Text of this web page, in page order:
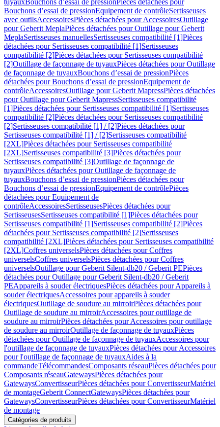
tuyauxBouchons d’essai de pressionPièces détachées pour
Bouchons d’essai de pressionEquipement de contrôleSertisseuses
avec outilsAccessoiresPièces détachées pour AccessoiresOutillage
pour Geberit MeplaPièces détachées pour Outillage pour Geberit
MeplaSertisseuses manuellesSertisseuses compatibilité [1]Pièces
détachées pour Sertisseuses compatibilité [1]Sertisseuses
compatibilité [2]Pièces détachées pour Sertisseuses compatibilité
[2]Outillage de façonnage de tuyauxPièces détachées pour Outillage
de façonnage de tuyauxBouchons d’essai de pressionPièces
détachées pour Bouchons d’essai de pressionEquipement de
contrôleAccessoiresOutillage pour Geberit MapressPièces détachées
pour Outillage pour Geberit MapressSertisseuses compatibilité
[1]Pièces détachées pour Sertisseuses compatibilité [1]Sertisseuses
compatibilité [2]Pièces détachées pour Sertisseuses compatibilité
[2]Sertisseuses compatibilité [1] / [2]Pièces détachées pour
Sertisseuses compatibilité [1] / [2]Sertisseuses compatibilité
[2XL]Pièces détachées pour Sertisseuses compatibilité
[2XL]Sertisseuses compatibilité [3]Pièces détachées pour
Sertisseuses compatibilité [3]Outillage de façonnage de
tuyauxPièces détachées pour Outillage de façonnage de
tuyauxBouchons d’essai de pressionPièces détachées pour
Bouchons d’essai de pressionEquipement de contrôlePièces
détachées pour Equipement de
contrôleAccessoiresSertisseusesPièces détachées pour
SertisseusesSertisseuses compatibilité [1]Pièces détachées pour
Sertisseuses compatibilité [1]Sertisseuses compatibilité [2]Pièces
détachées pour Sertisseuses compatibilité [2]Sertisseuses
compatibilité [2XL]Pièces détachées pour Sertisseuses compatibilité
[2XL]Coffres universelsPièces détachées pour Coffres
universelsCoffres universelsPièces détachées pour Coffres
universelsOutillage pour Geberit Silent-db20 / Geberit PEPièces
détachées pour Outillage pour Geberit Silent-db20 / Geberit
PEAppareils à souder électriquesPièces détachées pour Appareils à
souder électriquesAccessoires pour appareils à souder
électriquesOutillage de soudure au mirroirPièces détachées pour
Outillage de soudure au mirroirAccessoires pour outillage de
soudure au mirroirPièces détachées pour Accessoires pour outillage
de soudure au mirroirOutillage de façonnage de tuyauxPièces
détachées pour Outillage de façonnage de tuyauxAccessoires pour
l'outillage de façonnage de tuyauxPièces détachées pour Accessoires
pour l'outillage de façonnage de tuyauxAides à la
commandeTélécommandesComposants réseauPièces détachées pour
Composants réseauGatewaysPièces détachées pour
GatewaysConvertisseurPièces détachées pour ConvertisseurMatériel
de montageGeberit ConnectGatewaysPièces détachées pour
GatewaysConvertisseurPièces détachées pour ConvertisseurMatériel
de montage
Catégories de produits